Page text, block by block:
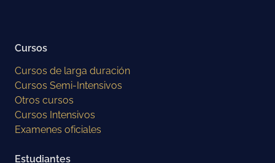
Cursos
Cursos de larga duración
Cursos Semi-Intensivos
Otros cursos
Cursos Intensivos
Examenes oficiales
Estudiantes